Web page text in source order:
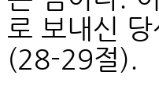
로 보내신
(28-29절).